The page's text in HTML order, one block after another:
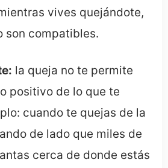
vives quejándote,
son compatibles.
la queja no te permite
positivo de lo que te
cuando te quejas de la
de lado que miles de
cerca de donde estás